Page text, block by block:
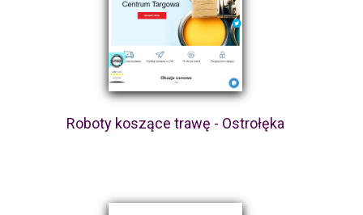
Roboty koszące trawę - Ostrołęka